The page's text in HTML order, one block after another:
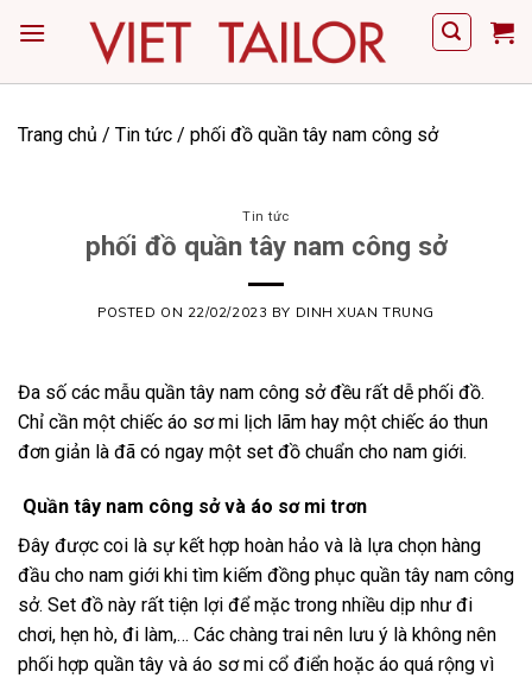
Trang chủ / Tin tức / phối đồ quần tây nam công sở
Tin tức
phối đồ quần tây nam công sở
POSTED ON 22/02/2023 BY DINH XUAN TRUNG
Đa số các mẫu quần tây nam công sở đều rất dễ phối đồ.
Chỉ cần một chiếc áo sơ mi lịch lãm hay một chiếc áo thun
đơn giản là đã có ngay một set đồ chuẩn cho nam giới.
Quần tây nam công sở và áo sơ mi trơn
Đây được coi là sự kết hợp hoàn hảo và là lựa chọn hàng
đầu cho nam giới khi tìm kiếm đồng phục quần tây nam công
sở. Set đồ này rất tiện lợi để mặc trong nhiều dịp như đi
chơi, hẹn hò, đi làm,… Các chàng trai nên lưu ý là không nên
phối hợp quần tây và áo sơ mi cổ điển hoặc áo quá rộng vì